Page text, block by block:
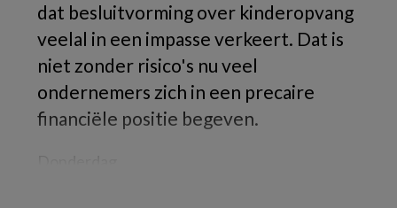
dat besluitvorming over kinderopvang
veelal in een impasse verkeert. Dat is
niet zonder risico's nu veel
ondernemers zich in een precaire
financiële positie begeven.